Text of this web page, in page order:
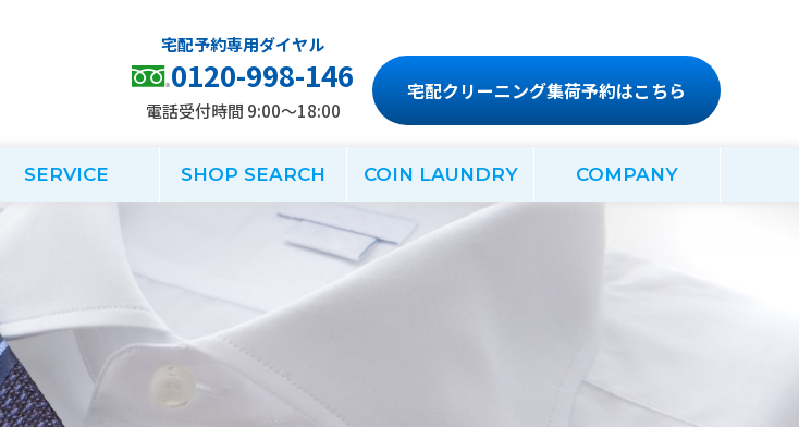
0120-998-146
電話受付時間 9:00～18:00
宅配クリーニング集荷予約はこちら
SERVICE SHOP SEARCH COIN LAUNDRY COMPANY